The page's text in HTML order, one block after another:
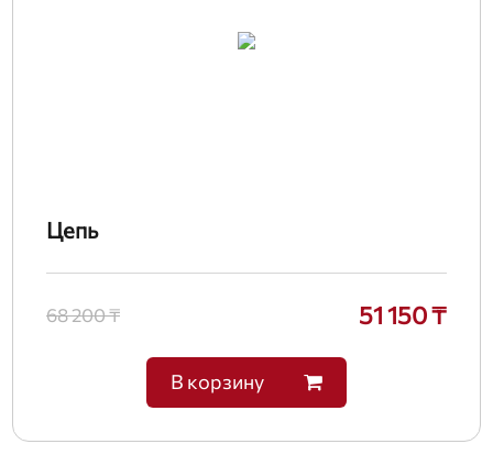
Цепь
68 200 ₸ 51 150 ₸
В корзину